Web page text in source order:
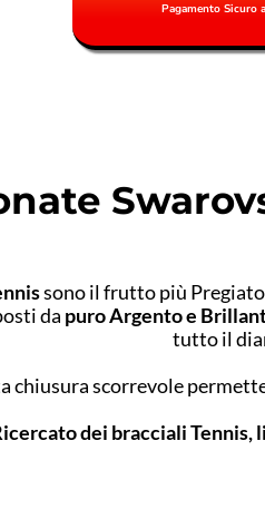
Pagamento Sicuro
sono il frutto più
da puro Argento e
tutto il
chiusura scorrevole
dei bracciali